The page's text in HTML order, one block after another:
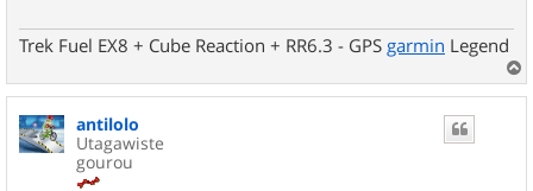
Trek Fuel EX8 + Cube Reaction + RR6.3 - GPS garmin Legend
a
antilolo
Utagawiste
gourou